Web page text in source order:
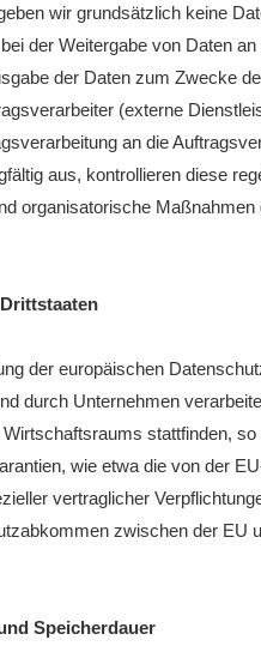
wir grundsätzlich keine
der Weitergabe von Daten
der Daten zum Zwecke
(externe
an die
aus, kontrollieren diese
organisatorische
der europäischen
durch Unternehmen
stattfinden,
wie etwa die von der
vertraglicher
zwischen der EU
Speicherdauer